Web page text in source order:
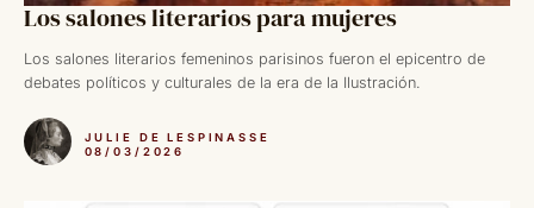
Los salones literarios para mujeres
Los salones literarios femeninos parisinos fueron el epicentro de
debates políticos y culturales de la era de la Ilustración.
JULIE DE LESPINASSE
08/03/2026